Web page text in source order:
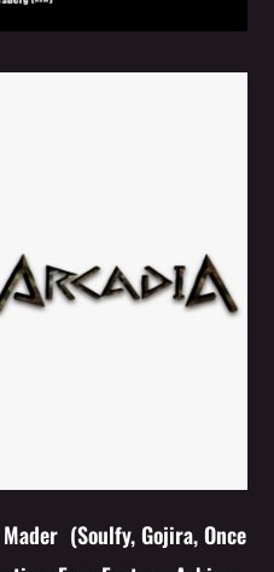
(Soulfy, Gojira, Once